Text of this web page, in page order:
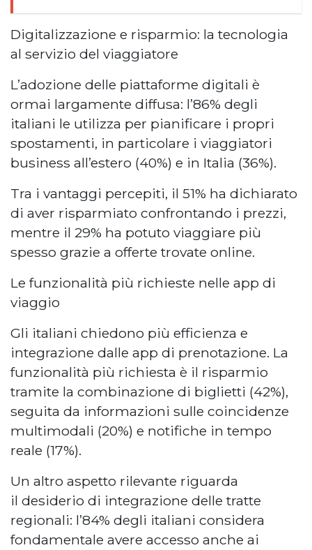
Digitalizzazione e risparmio: la tecnologia
al servizio del viaggiatore
L’adozione delle piattaforme digitali è
ormai largamente diffusa: l’86% degli
italiani le utilizza per pianificare i propri
spostamenti, in particolare i viaggiatori
business all’estero (40%) e in Italia (36%).
Tra i vantaggi percepiti, il 51% ha dichiarato
di aver risparmiato confrontando i prezzi,
mentre il 29% ha potuto viaggiare più
spesso grazie a offerte trovate online.
Le funzionalità più richieste nelle app di
viaggio
Gli italiani chiedono più efficienza e
integrazione dalle app di prenotazione. La
funzionalità più richiesta è il risparmio
tramite la combinazione di biglietti (42%),
seguita da informazioni sulle coincidenze
multimodali (20%) e notifiche in tempo
reale (17%).
Un altro aspetto rilevante riguarda
il desiderio di integrazione delle tratte
regionali: l’84% degli italiani considera
fondamentale avere accesso anche ai